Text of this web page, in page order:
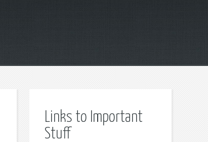
Links to Important
Stuff